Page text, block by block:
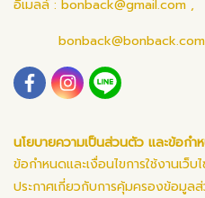
อีเมลล์ : bonback@gmail.com ,
bonback@bonback.com
นโยบายความเป็นส่วนตัว และข้อกำ
ข้อกำหนดและเงื่อนไขการใช้งานเว็บ
ประกาศเกี่ยวกับการคุ้มครองข้อมูล